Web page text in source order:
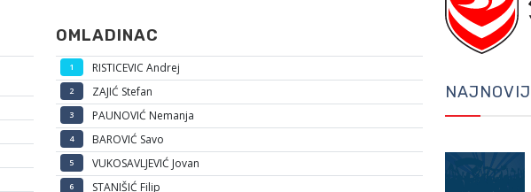
OMLADINAC
1 RISTICEVIC Andrej
2 ZAJIĆ Stefan
3 PAUNOVIĆ Nemanja
4 BAROVIĆ Savo
5 VUKOSAVLJEVIĆ Jovan
6 STANIŠIĆ Filip